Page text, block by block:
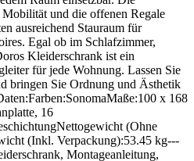
und die offenen Regale
ausreichend Stauraum für
Egal ob im Schlafzimmer,
Kleiderschrank ist ein
für jede Wohnung. Lassen Sie
bringen Sie Ordnung und Ästhetik
x 168
16
(Ohne
(Inkl. Verpackung):53.45 kg---
Montageanleitung,